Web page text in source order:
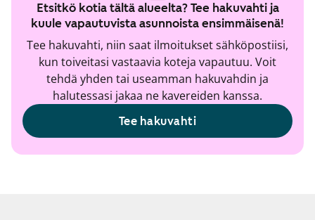
Etsitkö kotia tältä alueelta? Tee hakuvahti ja
kuule vapautuvista asunnoista ensimmäisenä!
Tee hakuvahti, niin saat ilmoitukset sähköpostiisi,
kun toiveitasi vastaavia koteja vapautuu. Voit
tehdä yhden tai useamman hakuvahdin ja
halutessasi jakaa ne kavereiden kanssa.
Tee hakuvahti